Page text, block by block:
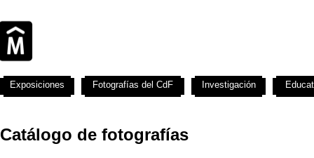
Catálogo de fotografías
Exposiciones Fotografías del CdF Investigación